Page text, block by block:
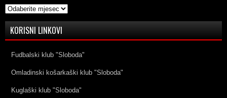
Arhive
KORISNI LINKOVI
Fudbalski klub "Sloboda"
Omladinski košarkaški klub "Sloboda"
Kuglaški klub "Sloboda"